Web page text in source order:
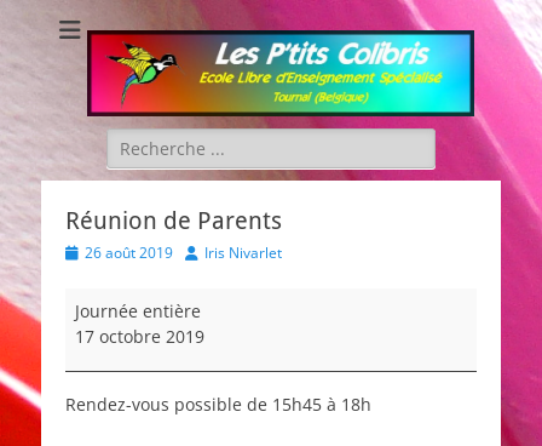
Les P'tits Colibris
Rechercher :
Réunion de Parents
Posted
26 août 2019 AuthorIris Nivarlet
Réunion
de
Journée entière
17 octobre 2019
Rendez-vous possible de 15h45 à 18h